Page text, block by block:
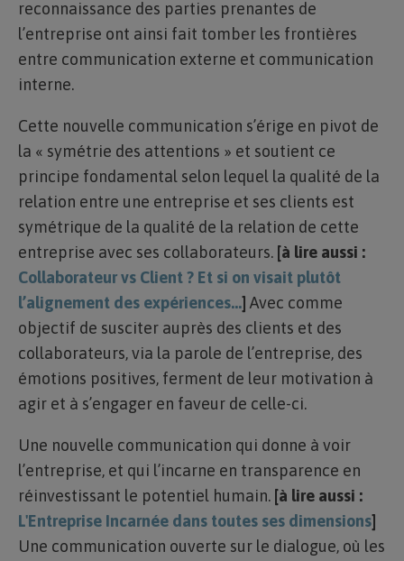
reconnaissance des parties prenantes de
l’entreprise ont ainsi fait tomber les frontières
entre communication externe et communication
interne.
Cette nouvelle communication s’érige en pivot de
la « symétrie des attentions » et soutient ce
principe fondamental selon lequel la qualité de la
relation entre une entreprise et ses clients est
symétrique de la qualité de la relation de cette
entreprise avec ses collaborateurs. [à lire aussi :
Collaborateur vs Client ? Et si on visait plutôt
l’alignement des expériences…] Avec comme
objectif de susciter auprès des clients et des
collaborateurs, via la parole de l’entreprise, des
émotions positives, ferment de leur motivation à
agir et à s’engager en faveur de celle-ci.
Une nouvelle communication qui donne à voir
l’entreprise, et qui l’incarne en transparence en
réinvestissant le potentiel humain. [à lire aussi :
L'Entreprise Incarnée dans toutes ses dimensions]
Une communication ouverte sur le dialogue, où les